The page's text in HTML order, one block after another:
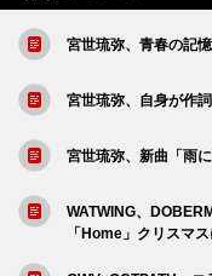
宮世琉弥、青春の記
宮世琉弥、自身が作
宮世琉弥、新曲「雨
WATWING、
「Home」クリスマ